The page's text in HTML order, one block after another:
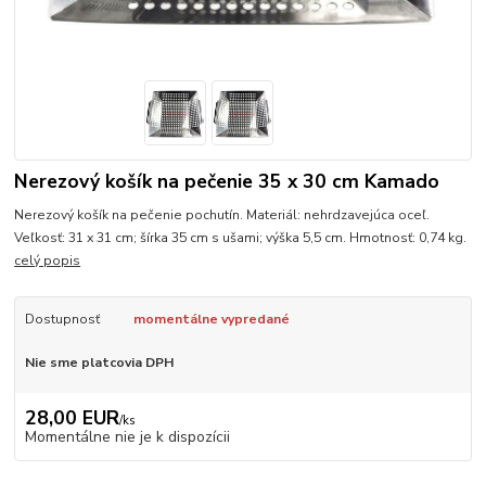
Nerezový košík na pečenie 35 x 30 cm Kamado
Nerezový košík na pečenie pochutín. Materiál: nehrdzavejúca oceľ.
Veľkosť: 31 x 31 cm; šírka 35 cm s ušami; výška 5,5 cm. Hmotnosť: 0,74 kg.
celý popis
Dostupnosť momentálne vypredané
Nie sme platcovia DPH
28,00 EUR/ks
Momentálne nie je k dispozícii